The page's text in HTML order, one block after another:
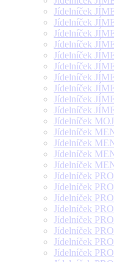
Jídelníček
Jídelníček
Jídelníček
Jídelníček
Jídelníček
Jídelníček
Jídelníček
Jídelníček
Jídelníček
Jídelníček
Jídelníček
Jídelníček
Jídelníček
Jídelníček
Jídelníček
Jídelníček
Jídelníček
Jídelníček
Jídelníček
Jídelníček
Jídelníček
Jídelníček
Jídelníček